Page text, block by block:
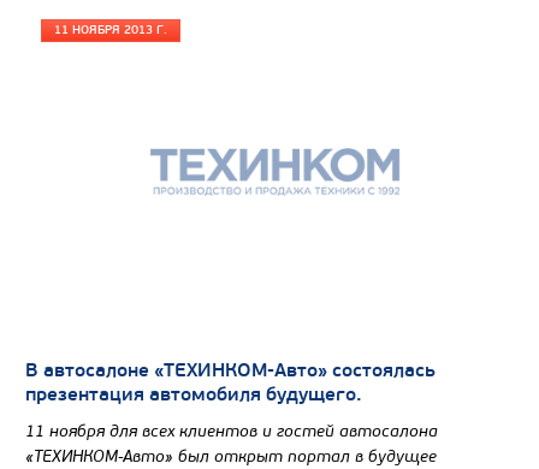
11 НОЯБРЯ 2013 Г.
В автосалоне «ТЕХИНКОМ-Авто» состоялась
презентация автомобиля будущего.
11 ноября для всех клиентов и гостей автосалона
«ТЕХИНКОМ-Авто» был открыт портал в будущее